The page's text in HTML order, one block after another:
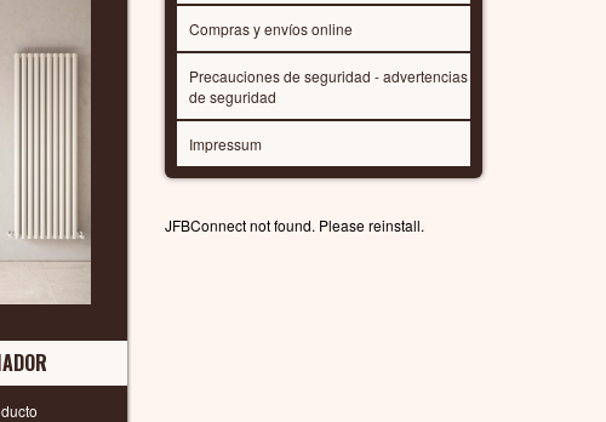
Compras y envíos online
Precauciones de seguridad - advertencias
de seguridad
Impressum
JFBConnect not found. Please reinstall.